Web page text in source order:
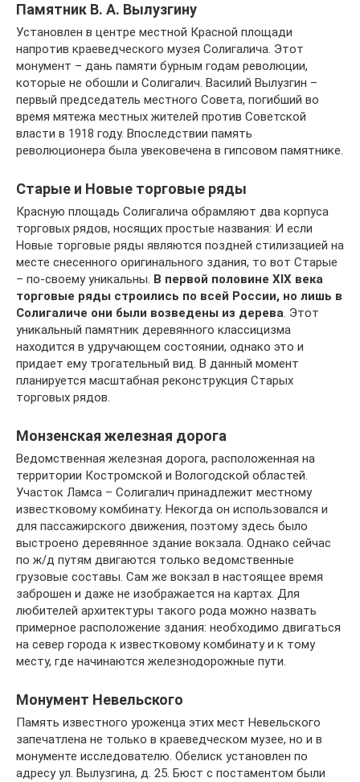
Памятник В. А. Вылузгину
Установлен в центре местной Красной площади
напротив краеведческого музея Солигалича. Этот
монумент – дань памяти бурным годам революции,
которые не обошли и Солигалич. Василий Вылузгин –
первый председатель местного Совета, погибший во
время мятежа местных жителей против Советской
власти в 1918 году. Впоследствии память
революционера была увековечена в гипсовом памятнике.
Старые и Новые торговые ряды
Красную площадь Солигалича обрамляют два корпуса
торговых рядов, носящих простые названия: И если
Новые торговые ряды являются поздней стилизацией на
месте снесенного оригинального здания, то вот Старые
– по-своему уникальны. В первой половине XIX века
торговые ряды строились по всей России, но лишь в
Солигаличе они были возведены из дерева. Этот
уникальный памятник деревянного классицизма
находится в удручающем состоянии, однако это и
придает ему трогательный вид. В данный момент
планируется масштабная реконструкция Старых
торговых рядов.
Монзенская железная дорога
Ведомственная железная дорога, расположенная на
территории Костромской и Вологодской областей.
Участок Ламса – Солигалич принадлежит местному
известковому комбинату. Некогда он использовался и
для пассажирского движения, поэтому здесь было
выстроено деревянное здание вокзала. Однако сейчас
по ж/д путям двигаются только ведомственные
грузовые составы. Сам же вокзал в настоящее время
заброшен и даже не изображается на картах. Для
любителей архитектуры такого рода можно назвать
примерное расположение здания: необходимо двигаться
на север города к известковому комбинату и к тому
месту, где начинаются железнодорожные пути.
Монумент Невельского
Память известного уроженца этих мест Невельского
запечатлена не только в краеведческом музее, но и в
монументе исследователю. Обелиск установлен по
адресу ул. Вылузгина, д. 25. Бюст с постаментом были